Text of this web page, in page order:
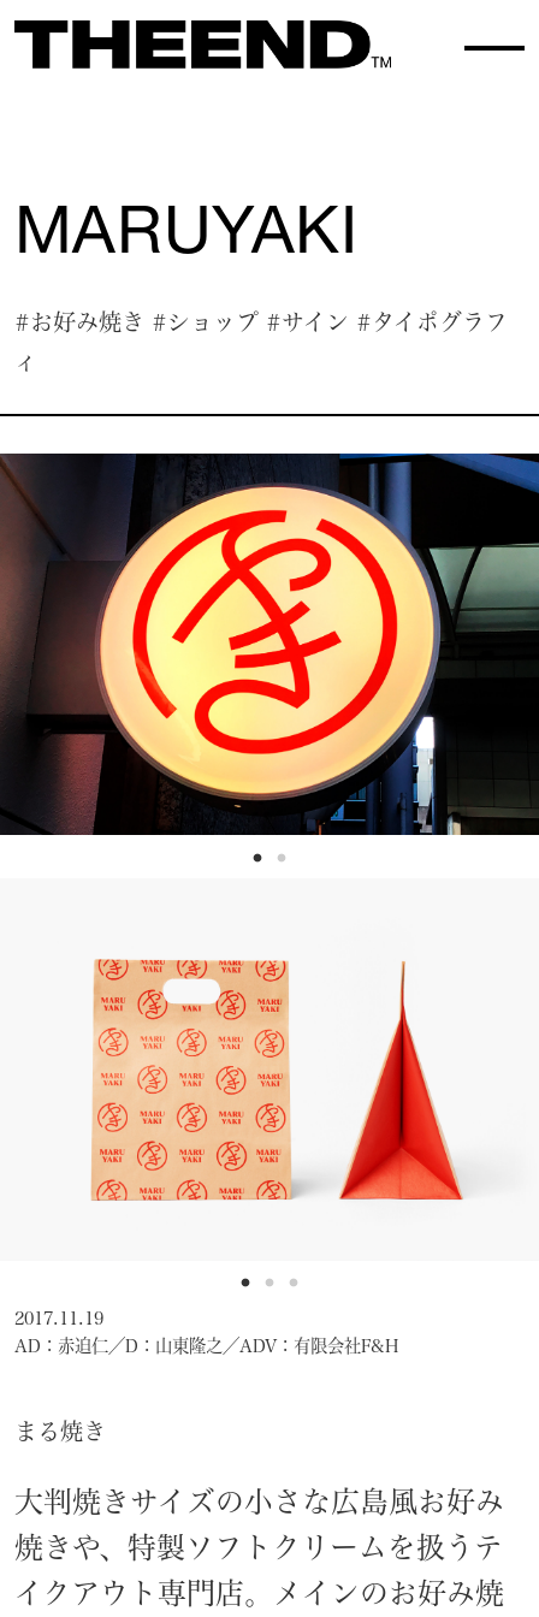
NEWS
May, 01, 2026
「ADC年鑑 日本のアートディレクション
2025」に作品が掲載されました。
WORK121
Apr, 20, 2026
THE ENDは、移転しました。
「MdNデザイナーズファイル2026」に赤
迫仁が掲載されています。
more...
WORK 044
MARUYAKI
#お好み焼き #ショップ #サイン #タイポグラフ
ィ
まる焼き
大判焼きサイズの小さな広島風お好み
焼きや、特製ソフトクリームを扱うテ
イクアウト専門店。メインのお好み焼
2017.11.19
AD：赤迫仁／D：山東隆之／ADV：有限会社F&H